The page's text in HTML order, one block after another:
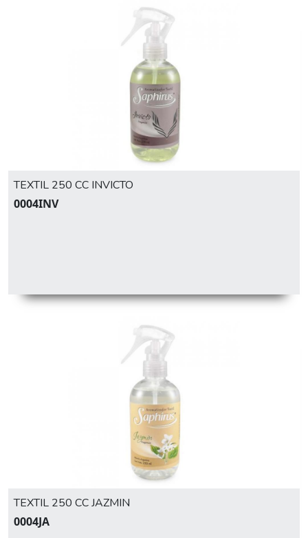
TEXTIL 250 CC INVICTO
0004INV
TEXTIL 250 CC JAZMIN
0004JA